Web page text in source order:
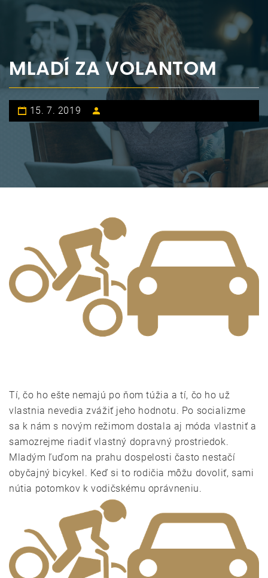
MLADÍ ZA VOLANTOM
15. 7. 2019
Tí, čo ho ešte nemajú po ňom túžia a tí, čo ho už
vlastnia nevedia zvážiť jeho hodnotu. Po socializme
sa k nám s novým režimom dostala aj móda vlastniť a
samozrejme riadiť vlastný dopravný prostriedok.
Mladým ľuďom na prahu dospelosti často nestačí
obyčajný bicykel. Keď si to rodičia môžu dovoliť, sami
nútia potomkov k vodičskému oprávneniu.